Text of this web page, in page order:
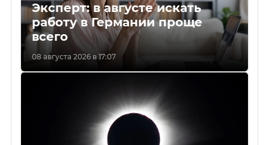
Эксперт: в августе искать
работу в Германии проще
всего
08 августа 2026 в 17:07